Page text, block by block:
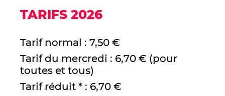
TARIFS 2026
Tarif normal : 7,50 €
Tarif du mercredi : 6,70 € (pour
toutes et tous)
Tarif réduit * : 6,70 €